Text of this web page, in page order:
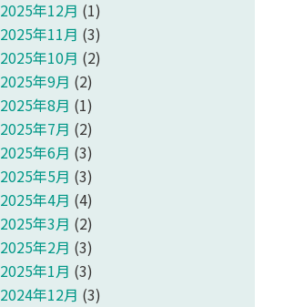
2025年12月 (1)
2025年11月 (3)
2025年10月 (2)
2025年9月 (2)
2025年8月 (1)
2025年7月 (2)
2025年6月 (3)
2025年5月 (3)
2025年4月 (4)
2025年3月 (2)
2025年2月 (3)
2025年1月 (3)
2024年12月 (3)